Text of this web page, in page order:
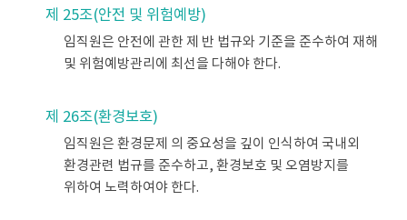
제 25조(안전 및 위험예방)
임직원은 안전에 관한 제 반 법규와 기준을 준수하여 재해
및 위험예방관리에 최선을 다해야 한다.
제 26조(환경보호)
임직원은 환경문제 의 중요성을 깊이 인식하여 국내외
환경관련 법규를 준수하고, 환경보호 및 오염방지를
위하여 노력하여야 한다.